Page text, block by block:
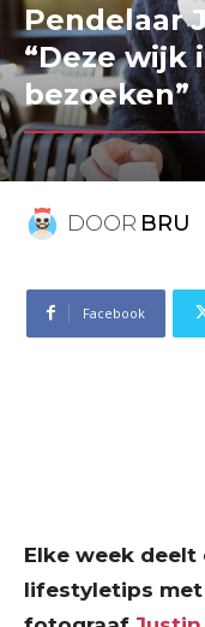
Pendelaar
“Deze wijk
bezoeken”
DOOR BRU
Facebook
Elke week deelt
lifestyletips met